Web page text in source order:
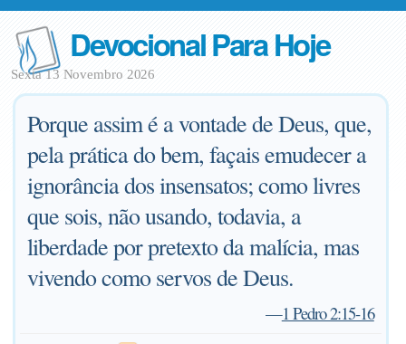
Devocional Para Hoje
Sexta 13 Novembro 2026
Porque assim é a vontade de Deus, que,
pela prática do bem, façais emudecer a
ignorância dos insensatos; como livres
que sois, não usando, todavia, a
liberdade por pretexto da malícia, mas
vivendo como servos de Deus.
—1 Pedro 2:15-16